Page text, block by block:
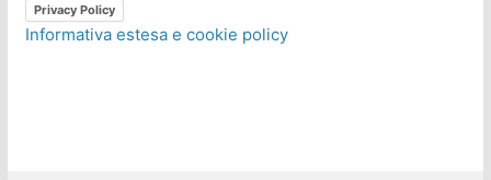
Privacy Policy
Informativa estesa e cookie policy